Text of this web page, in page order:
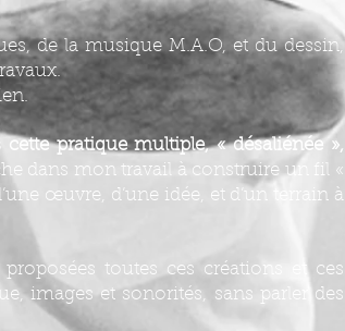
de la musique M.A.O, et du dessin,
pratique multiple, « désaliénée »,
dans mon travail à construire un fil «
œuvre, d’une idée, et d’un terrain à
toutes ces créations et ces
images et sonorités, sans parler des